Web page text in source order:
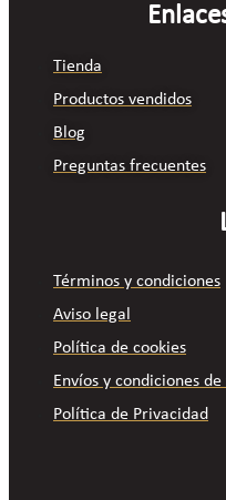
Tienda
Productos vendidos
Blog
Preguntas frecuentes
Términos y condiciones
Aviso legal
Política de cookies
Envíos y condiciones de
Política de Privacidad